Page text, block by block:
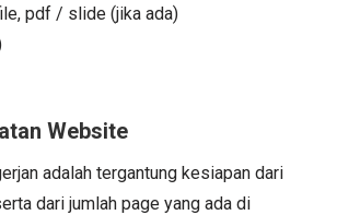
pdf / slide (jika ada)
Website
adalah tergantung kesiapan dari
dari jumlah page yang ada di